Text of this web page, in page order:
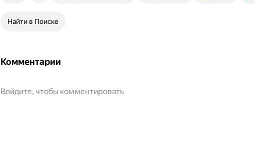
Найти в Поиске
Комментарии
Войдите, чтобы комментировать